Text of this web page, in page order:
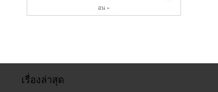
อน »
เรื่องล่าสุด